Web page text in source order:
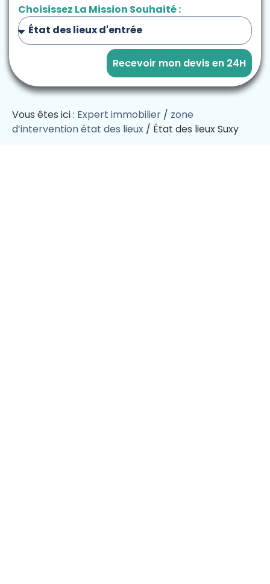
Choisissez La Mission Souhaité :
Recevoir mon devis en 24H
Vous êtes ici : Expert immobilier / zone
d’intervention état des lieux / État des lieux Suxy